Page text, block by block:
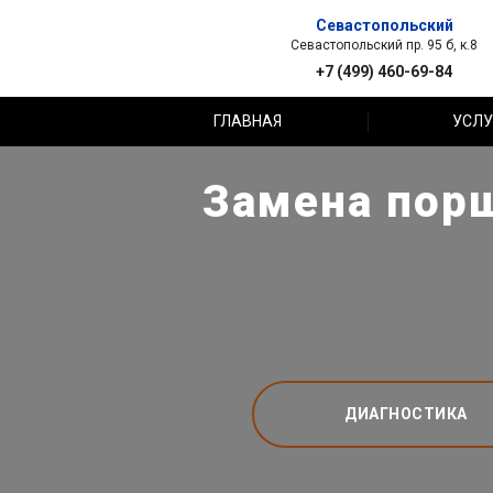
Севастопольский
Севастопольский пр. 95 б, к.8
+7 (499) 460-69-84
ГЛАВНАЯ
Замена
ДИАГНОСТИКА